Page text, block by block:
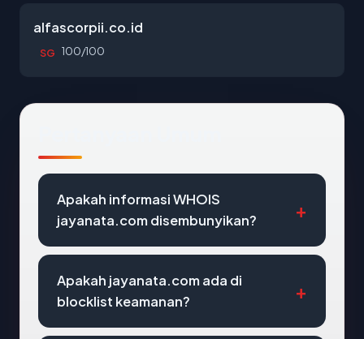
alfascorpii.co.id
SG 100/100
Apakah informasi WHOIS
jayanata.com disembunyikan?
Apakah jayanata.com ada di
blocklist keamanan?